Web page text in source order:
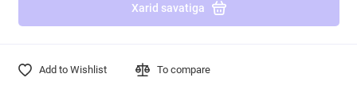
Xarid savatiga
Add to Wishlist To compare